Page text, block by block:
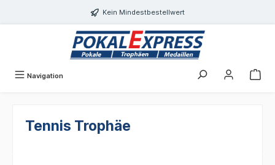
Kein Mindestbestellwert
Navigation
Tennis Trophäe